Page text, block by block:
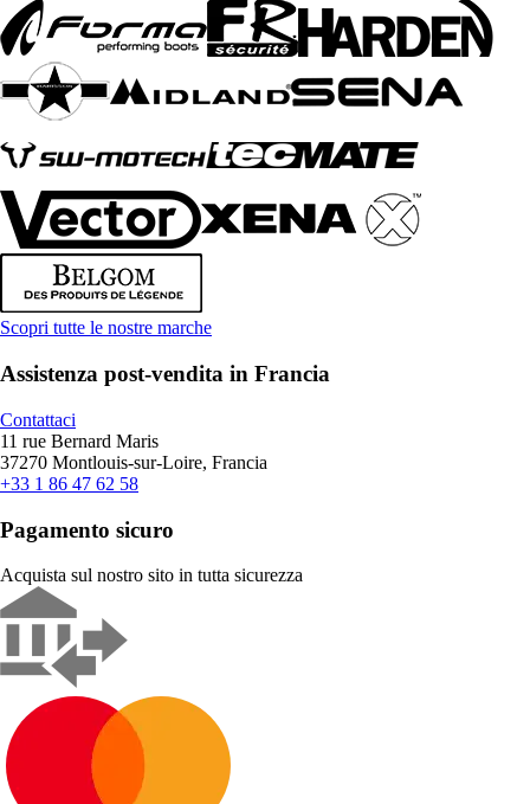
Scopri tutte le nostre marche
Assistenza post-vendita in Francia
Contattaci
11 rue Bernard Maris
37270 Montlouis-sur-Loire, Francia
+33 1 86 47 62 58
Pagamento sicuro
Acquista sul nostro sito in tutta sicurezza